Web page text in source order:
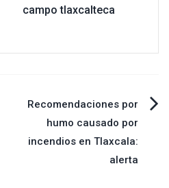
campo tlaxcalteca
Recomendaciones por
humo causado por
incendios en Tlaxcala:
alerta